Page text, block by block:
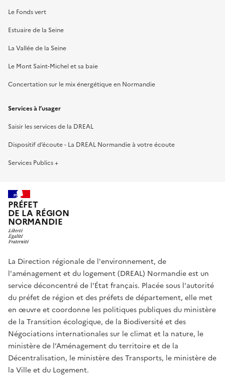
Le Fonds vert
Estuaire de la Seine
La Vallée de la Seine
Le Mont Saint-Michel et sa baie
Concertation sur le mix énergétique en Normandie
Services à l’usager
Saisir les services de la DREAL
Dispositif d’écoute - La DREAL Normandie à votre écoute
Services Publics +
PRÉFET
DE LA RÉGION
NORMANDIE
La Direction régionale de l'environnement, de
l'aménagement et du logement (DREAL) Normandie est un
service déconcentré de l'État français. Placée sous l'autorité
du préfet de région et des préfets de département, elle met
en œuvre et coordonne les politiques publiques du ministère
de la Transition écologique, de la Biodiversité et des
Négociations internationales sur le climat et la nature, le
ministère de l’Aménagement du territoire et de la
Décentralisation, le ministère des Transports, le ministère de
la Ville et du Logement.